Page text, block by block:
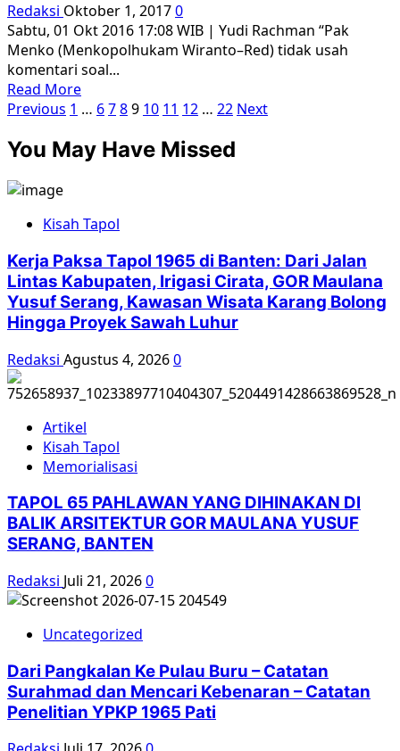
Jutaan
Rakyatnya
Dibunuh
Setelah
G30S”
Redaksi Oktober 1, 20170
Sabtu, 01 Okt 2016 17:08 WIB | Yudi Rachman “Pak
Menko (Menkopolhukam Wiranto–Red) tidak usah
komentari soal...
Read MoreRead
more
Tak
Sepakat
soal
Tragedi
65,
Komnas
HAM
Temui
Paginasi
pos
Previous 1 … 6789 10 11 12 … 22 Next
You May Have Missed
Kisah Tapol
Kerja Paksa Tapol 1965 di Banten: Dari Jalan
Lintas Kabupaten, Irigasi Cirata, GOR Maulana
Yusuf Serang, Kawasan Wisata Karang Bolong
Hingga Proyek Sawah Luhur
Redaksi Agustus 4, 20260
Artikel
Kisah Tapol
Memorialisasi
TAPOL 65 PAHLAWAN YANG DIHINAKAN DI
BALIK ARSITEKTUR GOR MAULANA YUSUF
SERANG, BANTEN
Redaksi Juli 21, 20260
Uncategorized
Dari Pangkalan Ke Pulau Buru – Catatan
Surahmad dan Mencari Kebenaran – Catatan
Penelitian YPKP 1965 Pati